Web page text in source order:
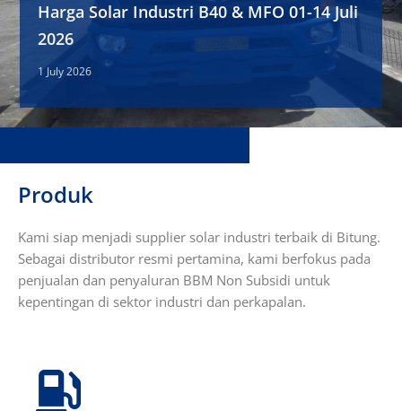
Harga Solar Industri B40 & MFO 01-14 Juli
2026
1 July 2026
Produk
Kami siap menjadi supplier solar industri terbaik di Bitung.
Sebagai distributor resmi pertamina, kami berfokus pada
penjualan dan penyaluran BBM Non Subsidi untuk
kepentingan di sektor industri dan perkapalan.